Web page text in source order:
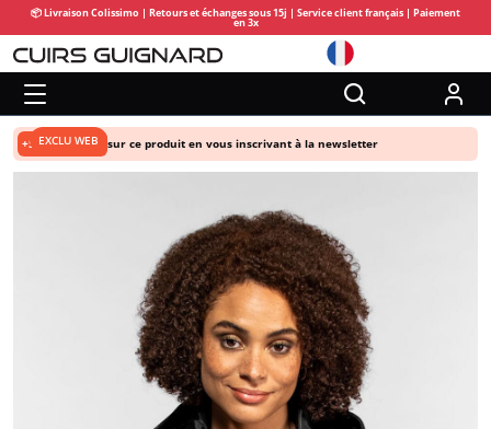
📦 Livraison Colissimo | Retours et échanges sous 15j | Service client français | Paiement
en 3x
+5% de remise sur ce produit en vous inscrivant à la newsletter
EXCLU WEB